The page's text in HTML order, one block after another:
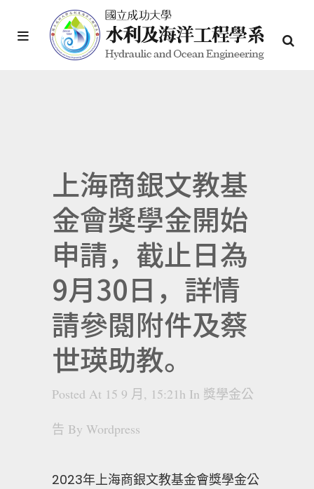
上海商銀文教基
金會獎學金開始
申請，截止日為
9月30日，詳情
請參閱附件及蔡
世瑛助教。
Posted At 15 9 月, 15:21h In 獎學金公
告 By Wordpress
2023年上海商銀文教基金會獎學金公